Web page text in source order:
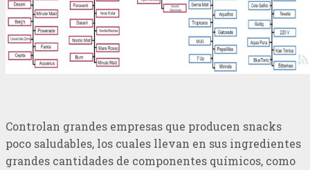
Controlan grandes empresas que producen snacks
poco saludables, los cuales llevan en sus ingredientes
grandes cantidades de componentes químicos, como